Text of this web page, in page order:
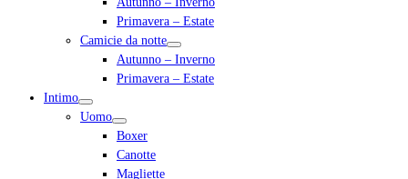
Primavera – Estate
Camicie da notte
Autunno – Inverno
Primavera – Estate
Intimo
Uomo
Boxer
Canotte
Magliette